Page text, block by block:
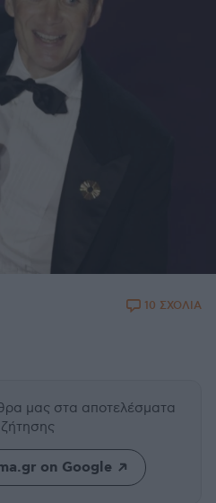
10 ΣΧΟΛΙΑ
μας στα αποτελέσματα
on Google